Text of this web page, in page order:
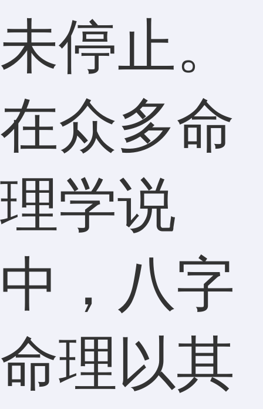
未停止。
在众多命
理学说
中，八字
命理以其